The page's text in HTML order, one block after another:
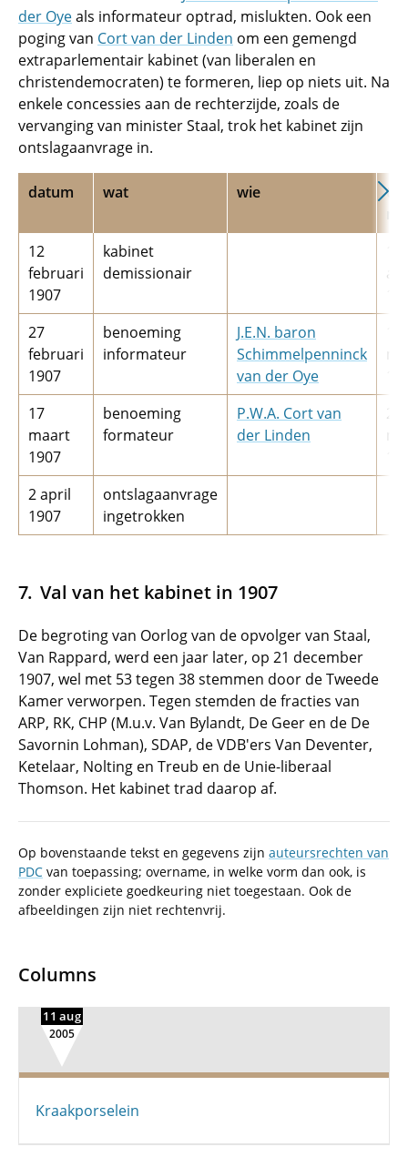
der Oyeals informateur optrad, mislukten. Ook een
poging van Cort van der Linden om een gemengd
extraparlementair kabinet (van liberalen en
christendemocraten) te formeren, liep op niets uit. Na
enkele concessies aan de rechterzijde, zoals de
vervanging van minister Staal, trok het kabinet zijn
ontslagaanvrage in.
datum wat wie
tot
12
februari
1907
kabinet
demissionair
27
februari
1907
benoeming
informateur
J.E.N. baron
Schimmelpenninck
van der Oye
17
maart
1907
benoeming
formateur
P.W.A. Cort van
der Linden
21
2 april
1907
ontslagaanvrage
ingetrokken
Val van het kabinet in 1907
De begroting van Oorlog van de opvolger van Staal,
Van Rappard, werd een jaar later, op 21 december
1907, wel met 53 tegen 38 stemmen door de Tweede
Kamer verworpen. Tegen stemden de fracties van
ARP, RK, CHP (M.u.v. Van Bylandt, De Geer en de De
Savornin Lohman), SDAP, de VDB'ers Van Deventer,
Ketelaar, Nolting en Treub en de Unie-liberaal
Thomson. Het kabinet trad daarop af.
Op bovenstaande tekst en gegevens zijn auteursrechten van
PDC van toepassing; overname, in welke vorm dan ook, is
zonder expliciete goedkeuring niet toegestaan. Ook de
afbeeldingen zijn niet rechtenvrij.
Columns
11 aug
2005
Kraakporselein